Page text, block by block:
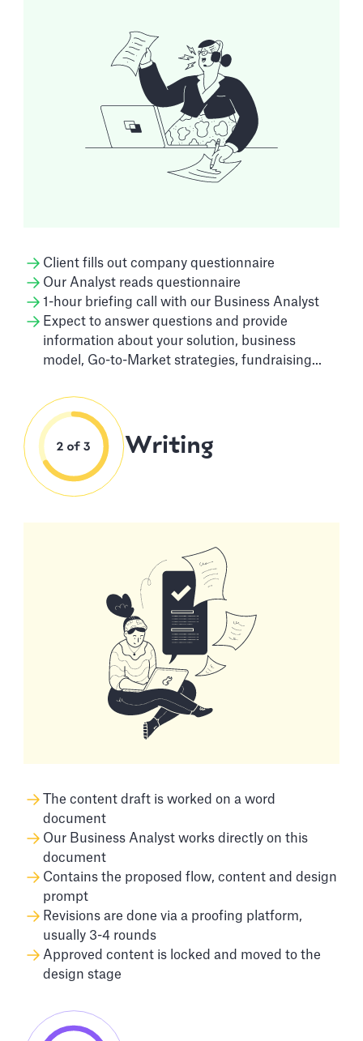
Client fills out company questionnaire
Our Analyst reads questionnaire
1-hour briefing call with our Business Analyst
Expect to answer questions and provide
information about your solution, business
model, Go-to-Market strategies, fundraising...
Writing
The content draft is worked on a word
document
Our Business Analyst works directly on this
document
Contains the proposed flow, content and design
prompt
Revisions are done via a proofing platform,
usually 3-4 rounds
Approved content is locked and moved to the
design stage